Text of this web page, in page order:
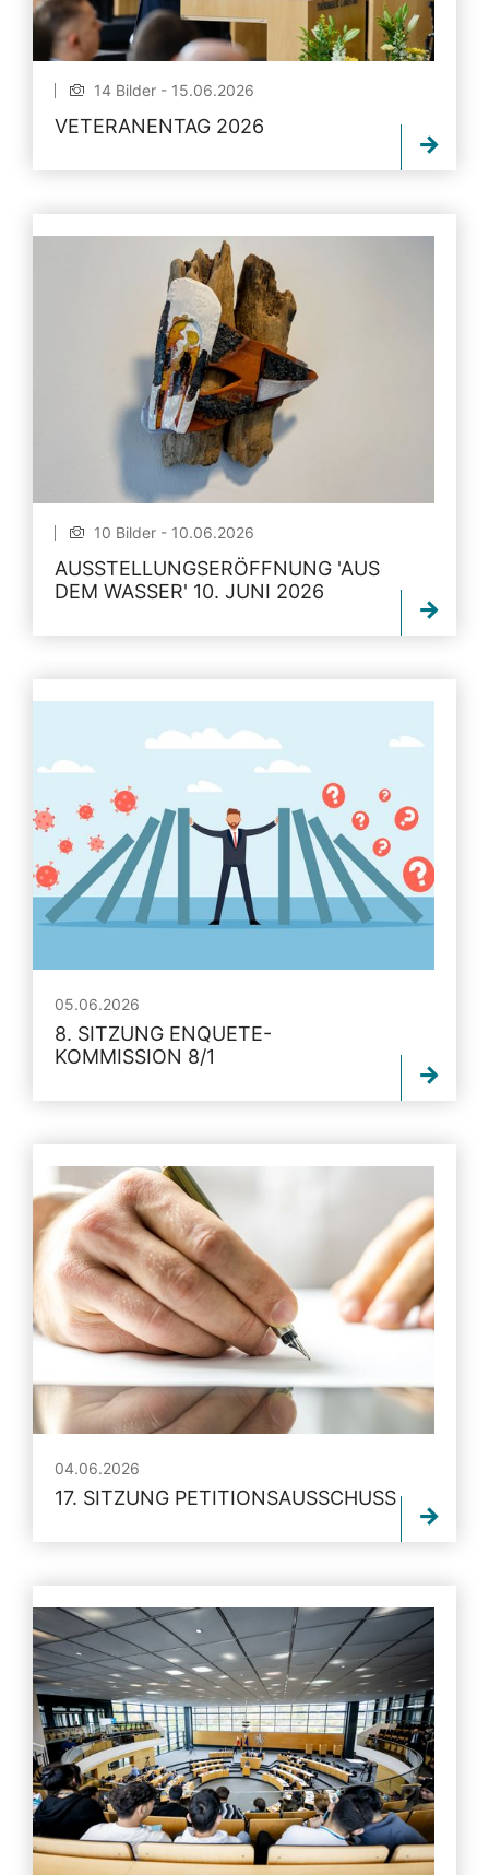
14 Bilder - 15.06.2026
VETERANENTAG 2026
10 Bilder - 10.06.2026
AUSSTELLUNGSERÖFFNUNG 'AUS
DEM WASSER' 10. JUNI 2026
05.06.2026
8. SITZUNG ENQUETE-
KOMMISSION 8/1
04.06.2026
17. SITZUNG PETITIONSAUSSCHUSS